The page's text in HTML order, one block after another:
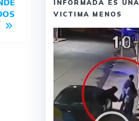
INFORMADA ES UNA
VICTIMA MENOS
Reproductor
de
vídeo